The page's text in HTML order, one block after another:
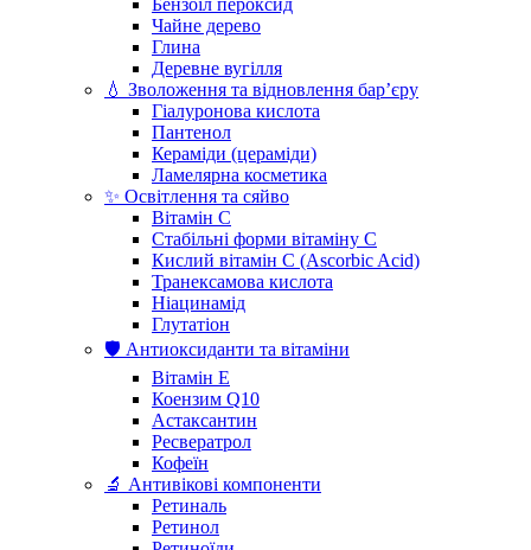
Бензоїл пероксид
Чайне дерево
Глина
Деревне вугілля
💧 Зволоження та відновлення бар’єру
Гіалуронова кислота
Пантенол
Кераміди (цераміди)
Ламелярна косметика
✨ Освітлення та сяйво
Вітамін С
Стабільні форми вітаміну С
Кислий вітамін С (Ascorbic Acid)
Транексамова кислота
Ніацинамід
Глутатіон
🛡️ Антиоксиданти та вітаміни
Вітамін Е
Коензим Q10
Астаксантин
Ресвератрол
Кофеїн
🔬 Антивікові компоненти
Ретиналь
Ретинол